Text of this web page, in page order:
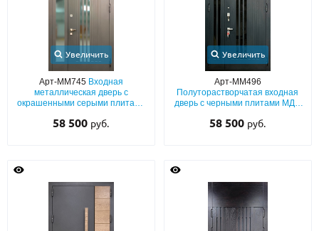
Увеличить
Арт-ММ745 Входная
металлическая дверь с
окрашенными серыми плитами
боковой вставкой
58 500 руб.
Увеличить
Арт-ММ496
Полуторастворчатая входная
дверь с черными плитами МДФ
58 500 руб.